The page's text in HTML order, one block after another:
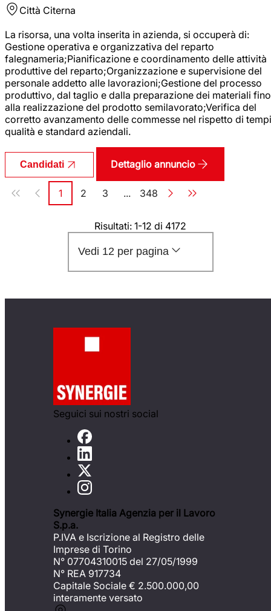
Città Citerna
La risorsa, una volta inserita in azienda, si occuperà di:
Gestione operativa e organizzativa del reparto
falegnameria;Pianificazione e coordinamento delle attività
produttive del reparto;Organizzazione e supervisione del
personale addetto alle lavorazioni;Gestione del processo
produttivo, dal taglio e dalla preparazione dei materiali fino
alla realizzazione del prodotto semilavorato;Verifica del
corretto avanzamento delle commesse nel rispetto di
qualità e standard aziendali.
Candidati Dettaglio annuncio
Paginazione
Pagina
1 Pagina
2 Pagina
3 ... Pagina
348
Risultati: 1-12 di 4172
Vedi 12 per pagina
Seguici sui nostri social
Synergie Italia Agenzia per il Lavoro
S.p.a.
P.IVA e Iscrizione al Registro delle
Imprese di Torino
N° 07704310015 del 27/05/1999
N° REA 917734
Capitale Sociale € 2.500.000,00
interamente versato